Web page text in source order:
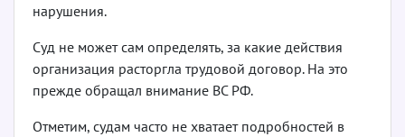
нарушения.
Суд не может сам определять, за какие действия
организация расторгла трудовой договор. На это
прежде обращал внимание ВС РФ.
Отметим, судам часто не хватает подробностей в